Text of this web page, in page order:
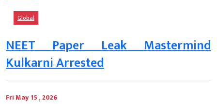
Global
NEET Paper Leak Mastermind
Kulkarni Arrested
Fri May 15 , 2026